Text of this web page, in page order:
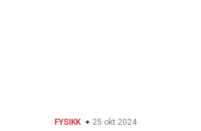
FYSIKK 25 okt 2024